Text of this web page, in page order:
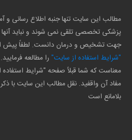
مطالب این سایت تنها جنبه اطلاع رسانی و
پزشکی تخصصی تلقی نمی شوند و نباید
جهت تشخیص و درمان دانست. لطفاً پیش
"شرایط استفاده از سایت" را مطالعه
معناست که شما قبلاً صفحه "شرایط استفاده
مفاد آن واقفید. نقل مطالب این سایت با
بلامانع است